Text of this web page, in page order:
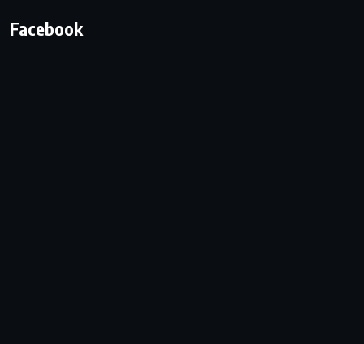
Facebook